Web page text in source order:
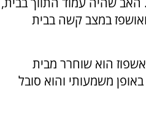
במצב קשה בבית
הוא שוחרר מבית
משמעותי והוא סובל